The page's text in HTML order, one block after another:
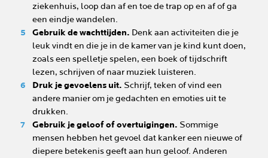
ziekenhuis, loop dan af en toe de trap op en af of ga
een eindje wandelen.
Gebruik de wachttijden. Denk aan activiteiten die je
leuk vindt en die je in de kamer van je kind kunt doen,
zoals een spelletje spelen, een boek of tijdschrift
lezen, schrijven of naar muziek luisteren.
Druk je gevoelens uit. Schrijf, teken of vind een
andere manier om je gedachten en emoties uit te
drukken.
Gebruik je geloof of overtuigingen. Sommige
mensen hebben het gevoel dat kanker een nieuwe of
diepere betekenis geeft aan hun geloof. Anderen